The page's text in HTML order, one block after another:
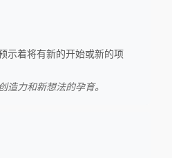
示着将有新的开始或新的项
造力和新想法的孕育。